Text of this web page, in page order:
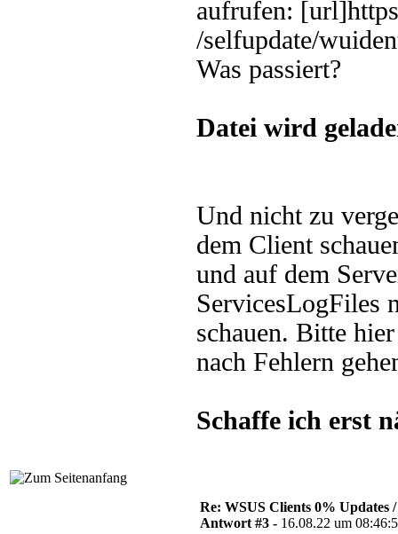
aufrufen:
/selfupdate/
Was passiert?
Datei wird
Und nicht zu
dem Client
und auf dem
ServicesLogFiles
schauen. Bitte
nach Fehlern
Schaffe ich erst
Re: WSUS Clients 0% Updates
Antwort #3 - 16.08.22 um